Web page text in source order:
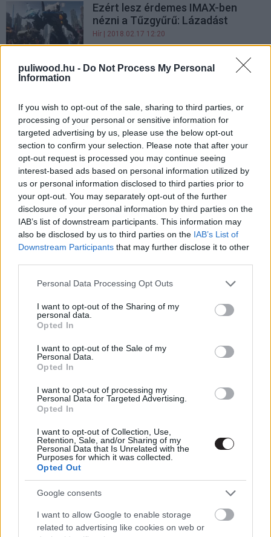
puliwood.hu - Do Not Process My Personal
Information
If you wish to opt-out of the sale, sharing to third parties, or
processing of your personal or sensitive information for
targeted advertising by us, please use the below opt-out
section to confirm your selection. Please note that after your
opt-out request is processed you may continue seeing
interest-based ads based on personal information utilized by
us or personal information disclosed to third parties prior to
your opt-out. You may separately opt-out of the further
disclosure of your personal information by third parties on the
IAB’s list of downstream participants. This information may
also be disclosed by us to third parties on the IAB’s List of
Downstream Participants that may further disclose it to other
Please note that this website/app uses one or more Google
not limited to your visit or usage behaviour. You may click to
grant or deny consent to Google and its third-party tags to
use your data for below specified purposes in below Google
consent section.
Personal Data Processing Opt Outs
I want to opt-out of the Sharing of my
personal data.
Opted In
I want to opt-out of the Sale of my
Personal Data.
Opted In
I want to opt-out of processing my
Personal Data for Targeted Advertising.
Opted In
I want to opt-out of Collection, Use,
Retention, Sale, and/or Sharing of my
Personal Data that Is Unrelated with the
Purposes for which it was collected.
Opted Out
Google consents
I want to allow Google to enable storage
related to advertising like cookies on web or
Ezért lesz érdemes IMAX-ben
nézni a Tűzgyűrű: Lázadást
Hír | 2018.02.17 12:20
A Tűzgyűrű: Lázadás rendezője
készítheti Az Acélember 2-t?
Új előzetesen a Tűzgyűrű:
Lázadás
| 2018.01.24 21:20
Comic-Con 2017 - ízelítőt kapott
a Pacific Rim: Uprising
Hír| 2017.07.20 20:40
Pacific Rim: Uprising - véletlenül
kikerült a főszereplők listája
Hír| 2017.01.13 10:01
Hír| 2016.09.22 17:42
| 2016.09.16 18:50
Hír | 2016.07.01 08:00
Daredevil - Steven S. DeKnight
szerint jöhet a 2. évad
Hír| 2015.04.04 17:49
LEGFRISSEBB PODCASTÜNK